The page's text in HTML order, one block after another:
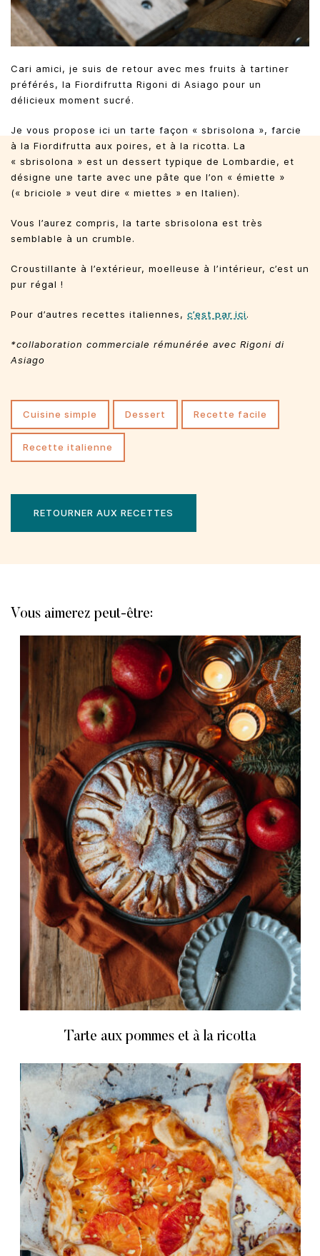
Cari amici, je suis de retour avec mes fruits à tartiner
préférés, la Fiordifrutta Rigoni di Asiago pour un
délicieux moment sucré.
Je vous propose ici un tarte façon « sbrisolona », farcie
à la Fiordifrutta aux poires, et à la ricotta. La
« sbrisolona » est un dessert typique de Lombardie, et
désigne une tarte avec une pâte que l’on « émiette »
(« briciole » veut dire « miettes » en Italien).
Vous l’aurez compris, la tarte sbrisolona est très
semblable à un crumble.
Croustillante à l’extérieur, moelleuse à l’intérieur, c’est un
pur régal !
Pour d’autres recettes italiennes, c’est par ici.
*collaboration commerciale rémunérée avec Rigoni di
Asiago
cuisine simple dessert recette facile
recette italienne
RETOURNER AUX RECETTES
Vous aimerez peut-être:
Tarte aux pommes et à la ricotta